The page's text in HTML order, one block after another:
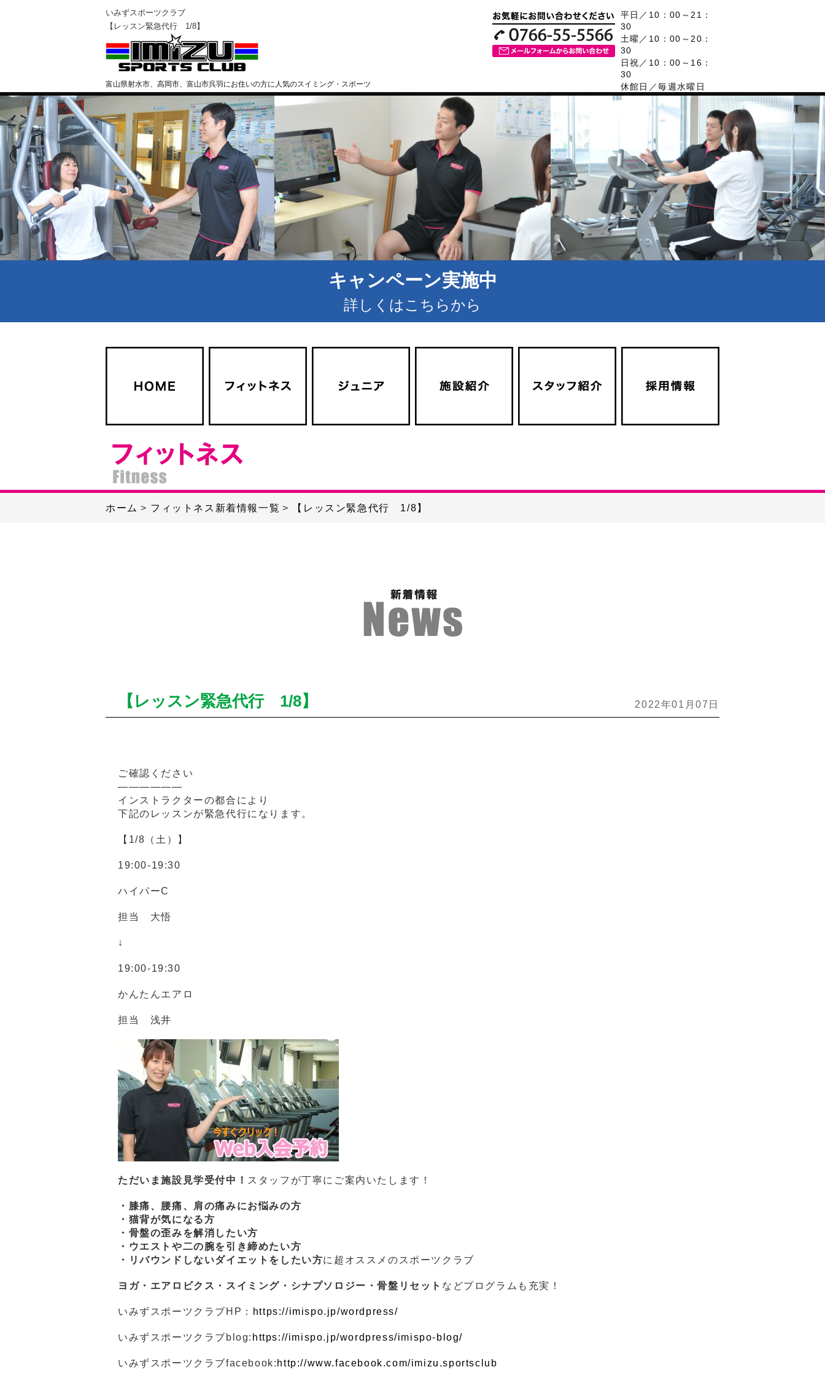
いみずスポーツクラブ
【レッスン緊急代行 1/8】
富山県射水市、高岡市、富山市呉羽にお住いの方に人気のスイミング・スポーツ
平日／10：00～21：
30
土曜／10：00～20：
30
日祝／10：00～16：
30
休館日／毎週水曜日
キャンペーン実施中
詳しくはこちらから
ホーム フィットネス新着情報一覧 【レッスン緊急代行 1/8】
【レッスン緊急代行 1/8】 2022年01月07日
ご確認ください
——————
インストラクターの都合により
下記のレッスンが緊急代行になります。
【1/8（土）】
19:00-19:30
ハイパーC
担当 大悟
↓
19:00-19:30
かんたんエアロ
担当 浅井
ただいま施設見学受付中！ スタッフが丁寧にご案内いたします！
・膝痛、腰痛、肩の痛みにお悩みの方
・猫背が気になる方
・骨盤の歪みを解消したい方
・ウエストや二の腕を引き締めたい方
・リバウンドしないダイエットをしたい方に超オススメのスポーツクラブ
ヨガ・エアロビクス・スイミング・シナプソロジー・骨盤リセット などプログラムも充実！
いみずスポーツクラブHP： https://imispo.jp/wordpress/
いみずスポーツクラブblog: https://imispo.jp/wordpress/imispo-blog/
いみずスポーツクラブfacebook: http://www.facebook.com/imizu.sportsclub